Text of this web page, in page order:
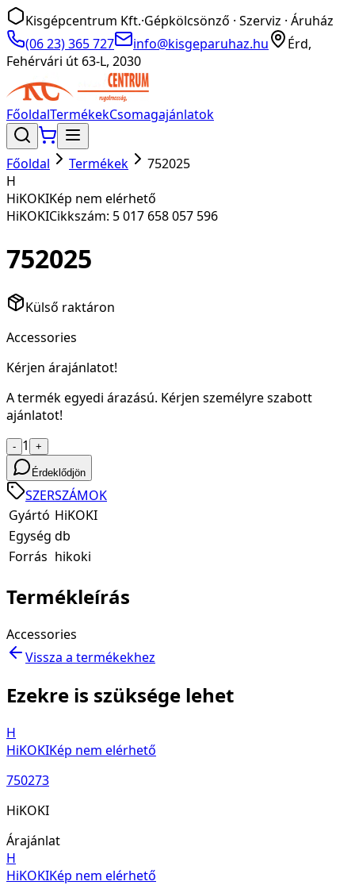
Kisgépcentrum Kft.·Gépkölcsönző · Szerviz · Áruház
(06 23) 365 727
info@kisgeparuhaz.hu
Érd,
Fehérvári út 63-L, 2030
FőoldalTermékekCsomagajánlatok
Főoldal Termékek
752025
H
HiKOKIKép nem elérhető
HiKOKICikkszám: 5 017 658 057 596
752025
Külső raktáron
Accessories
Kérjen árajánlatot!
A termék egyedi árazású. Kérjen személyre szabott
ajánlatot!
- 1 +
Érdeklődjön
SZERSZÁMOK
Gyártó HiKOKI
Egység db
Forrás hikoki
Termékleírás
Accessories
Vissza a termékekhez
Ezekre is szüksége lehet
H
HiKOKIKép nem elérhető
750273
HiKOKI
Árajánlat
H
HiKOKIKép nem elérhető